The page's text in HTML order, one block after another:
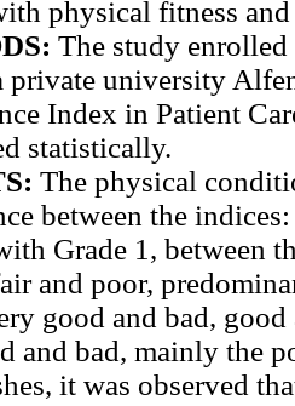
physical fitness
The study
private university
Index in Patient
statistically.
The physical
between the
Grade 1, between
and poor,
good and bad,
and bad, mainly the
it was observed